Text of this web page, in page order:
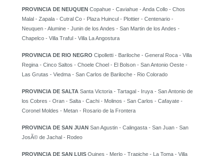
PROVINCIA DE NEUQUEN Copahue - Caviahue - Anda Collo - Chos
Malal - Zapala - Cutral Co - Plaza Huincul - Plottier - Centenario -
Neuquen - Alumine - Junin de los Andes - San Martin de los Andes -
Chapelco - Villa Traful - Villa La Angostura
PROVINCIA DE RIO NEGRO Cipolletti - Bariloche - General Roca - Villa
Regina - Cinco Saltos - Choele Choel - El Bolson - San Antonio Oeste -
Las Grutas - Viedma - San Carlos de Bariloche - Rio Colorado
PROVINCIA DE SALTA Santa Victoria - Tartagal - Iruya - San Antonio de
los Cobres - Oran - Salta - Cachi - Molinos - San Carlos - Cafayate -
Coronel Moldes - Metan - Rosario de la Frontera
PROVINCIA DE SAN JUAN San Agustin - Calingasta - San Juan - San
JosÃ© de Jachal - Rodeo
PROVINCIA DE SAN LUIS Quines - Merlo - Trapiche - La Toma - Villa